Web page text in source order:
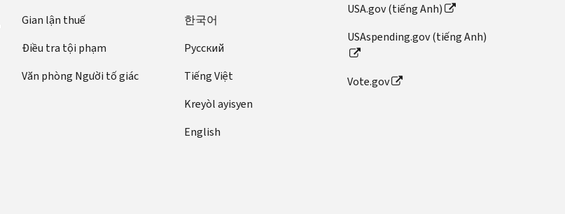
Gian lận thuế
Điều tra tội phạm
Văn phòng Người tố giác
한국어
Pусский
Tiếng Việt
Kreyòl ayisyen
English
USA.gov (tiếng Anh)
USAspending.gov (tiếng Anh)
Vote.gov